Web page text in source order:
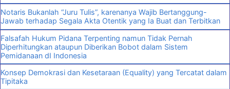
Notaris Bukanlah “Juru Tulis”, karenanya Wajib Bertanggung-
Jawab terhadap Segala Akta Otentik yang Ia Buat dan Terbitkan
Falsafah Hukum Pidana Terpenting namun Tidak Pernah
Diperhitungkan ataupun Diberikan Bobot dalam Sistem
Pemidanaan dI Indonesia
Konsep Demokrasi dan Kesetaraan (Equality) yang Tercatat dalam
Tipitaka